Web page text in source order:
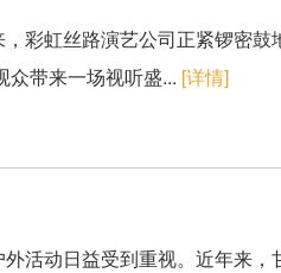
彩虹丝路演艺公司正紧锣密鼓
众带来一场视听盛... [详情]
活动日益受到重视。近年来，